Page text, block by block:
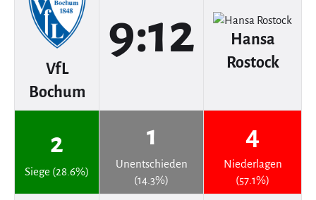
VfL
Bochum
9:12
Hansa
Rostock
2
Siege (28.6%)
1
Unentschieden
(14.3%)
4
Niederlagen
(57.1%)